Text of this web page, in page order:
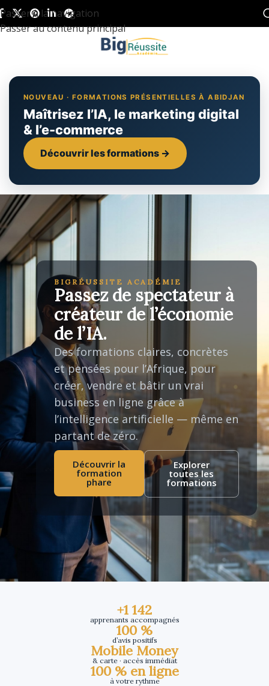
Passer à la navigation
Passer au contenu principal
NOUVEAU · FORMATIONS PRÉSENTIELLES À ABIDJAN
Maîtrisez l’IA, le marketing digital
& l’e-commerce
Découvrir les formations →
BIGRÉUSSITE ACADÉMIE
Passez de spectateur à
créateur de l’économie
de l’IA.
Des formations claires, concrètes
et pensées pour l’Afrique, pour
créer, vendre et bâtir un vrai
business en ligne grâce à
l’intelligence artificielle — même en
partant de zéro.
Découvrir la
formation
phare
Explorer
toutes les
formations
+1 142
apprenants accompagnés
100 %
d’avis positifs
Mobile Money
& carte · accès immédiat
100 % en ligne
à votre rythme